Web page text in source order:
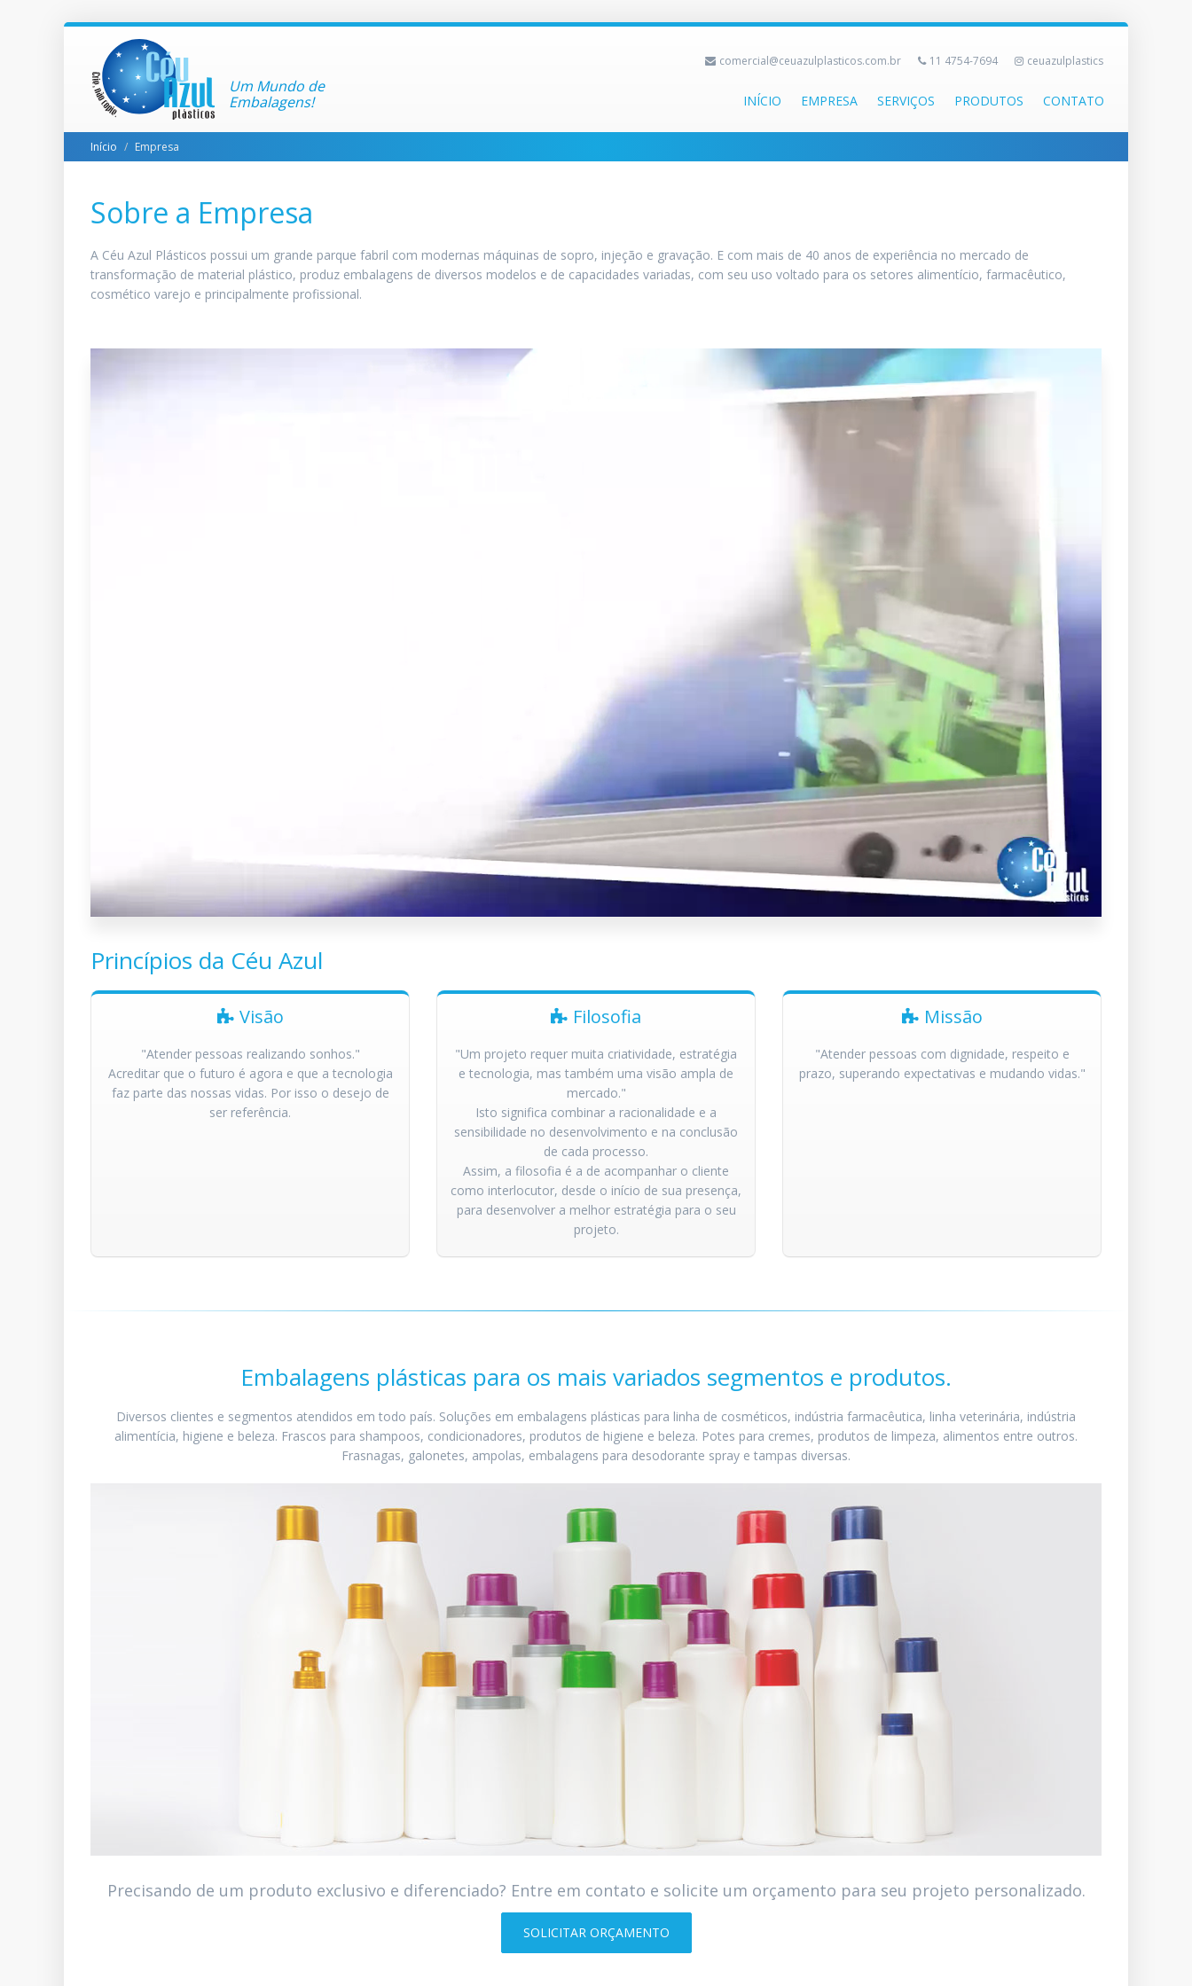
comercial@ceuazulplasticos.com.br 11 4754-7694 ceuazulplastics
Um Mundo de
Embalagens!
INÍCIO EMPRESA SERVIÇOS PRODUTOS CONTATO
Início Empresa
Sobre a Empresa
A Céu Azul Plásticos possui um grande parque fabril com modernas máquinas de sopro, injeção e gravação. E com mais de 40 anos de experiência no mercado de
transformação de material plástico, produz embalagens de diversos modelos e de capacidades variadas, com seu uso voltado para os setores alimentício, farmacêutico,
cosmético varejo e principalmente profissional.
Princípios da Céu Azul
Visão
"Atender pessoas realizando sonhos."
Acreditar que o futuro é agora e que a tecnologia
faz parte das nossas vidas. Por isso o desejo de
ser referência.
Filosofia
"Um projeto requer muita criatividade, estratégia
e tecnologia, mas também uma visão ampla de
mercado."
Isto significa combinar a racionalidade e a
sensibilidade no desenvolvimento e na conclusão
de cada processo.
Assim, a filosofia é a de acompanhar o cliente
como interlocutor, desde o início de sua presença,
para desenvolver a melhor estratégia para o seu
projeto.
Missão
"Atender pessoas com dignidade, respeito e
prazo, superando expectativas e mudando vidas."
Embalagens plásticas para os mais variados segmentos e produtos.
Diversos clientes e segmentos atendidos em todo país. Soluções em embalagens plásticas para linha de cosméticos, indústria farmacêutica, linha veterinária, indústria
alimentícia, higiene e beleza. Frascos para shampoos, condicionadores, produtos de higiene e beleza. Potes para cremes, produtos de limpeza, alimentos entre outros.
Frasnagas, galonetes, ampolas, embalagens para desodorante spray e tampas diversas.
Precisando de um produto exclusivo e diferenciado? Entre em contato e solicite um orçamento para seu projeto personalizado.
SOLICITAR ORÇAMENTO